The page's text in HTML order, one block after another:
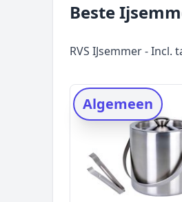
Onze
Populaire
Rating topper
Alternatieven
Prijsniveaus
Beste
RVS IJsemmer - Incl.
Algemeen